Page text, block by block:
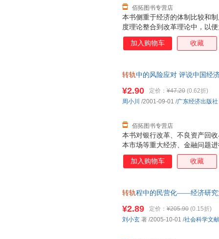
本书侧重于经济的体制比较和
度理论整合到改革理论中，以
出现的问题和解决问题的政策
度分析，以求对制度分析和体
佰拓图书专营店
加入购物车 收藏
转轨中的风险应对 评说中国经
本书对银行改革、不良资产回
本市场等重大经济、金融问题
统性解决问题的对策和思路。
¥2.90 定价： ¥47.20 (0.62折)
佰拓图书专营店
周小川 /2001-09-01 /广东经济出版社
加入购物车 收藏
转轨程中的民营化——经济研究
¥2.89 定价： ¥205.90 (0.15折)
刘小玄 著 /2005-10-01 /社会科学文